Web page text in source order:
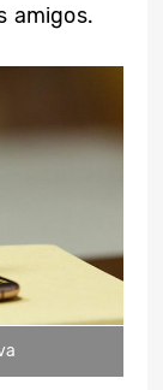
amigos.